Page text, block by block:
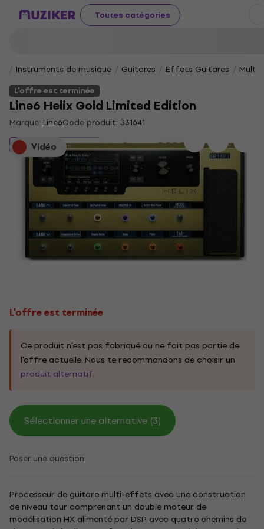
Toutes catégories
Instruments de musique Guitares Effets Guitares
L'offre est terminée
Line6 Helix Gold Limited Edition
Marque: Line6Code produit: 331641
Vidéo
L'offre est terminée
L'offre est terminée
Ce produit n'est pas fabriqué ou ne fait pas partie de
l'offre actuelle. Nous te recommandons de choisir un
produit alternatif.
Sélectionner une alternative (3)
Poser une question
Processeur de guitare multi-effets avec une construction
de niveau tour comprenant un double moteur de
modélisation HX alimenté par DSP avec quatre chemins de